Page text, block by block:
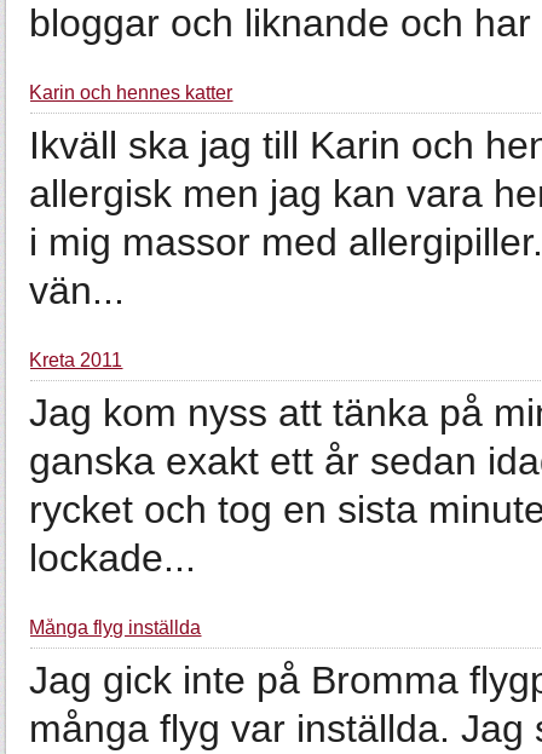
bloggar och liknande och
Karin och hennes katter
Ikväll ska jag till Karin och
allergisk men jag kan vara
i mig massor med
vän...
Kreta 2011
Jag kom nyss att tänka på
ganska exakt ett år sedan
rycket och tog en sista
lockade...
Många flyg inställda
Jag gick inte på Bromma
många flyg var inställda.